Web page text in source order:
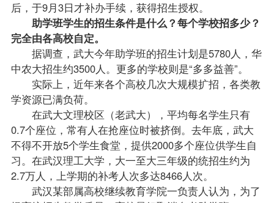
后，于9月3日才补办手续，获得招生授权。
助学班学生的招生条件是什么？每个学校招多少？
完全由各高校自定。
据调查，武大今年助学班的招生计划是5780人，华
中农大招生约3500人。更多的学校则是“多多益善”。
实际上，近年来各个高校几次大规模扩招，各类教
学资源已满负荷。
在武大文理校区（老武大），平均每名学生只有
0.7个座位，常有人在抢座位时被挤倒。去年底，武大
不得不开放5个学生食堂，提供2000多个座位供学生自
习。在武汉理工大学，大一至大三年级的统招生约为
2.7万人，上学期的补考人次多达8466人次。
武汉某部属高校继续教育学院一负责人认为，为了